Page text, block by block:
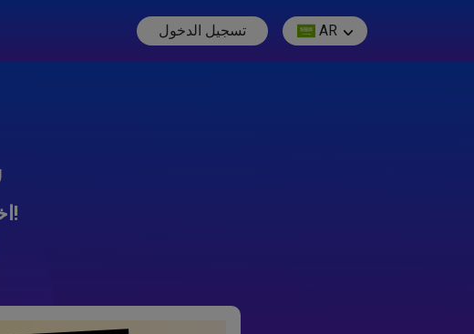
تسجيل الدخول AR
اختر القالب الذي يناسبك بشكل أفضل!